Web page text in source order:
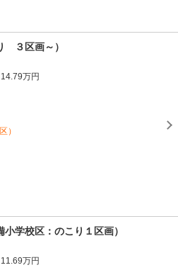
３区画～）
万円
）
学校区：のこり１区画）
万円